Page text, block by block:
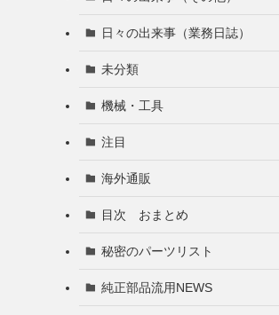
日々の出来事（業務日誌）
未分類
機械・工具
注目
海外通販
目次 おまとめ
秘密のパーツリスト
純正部品流用NEWS